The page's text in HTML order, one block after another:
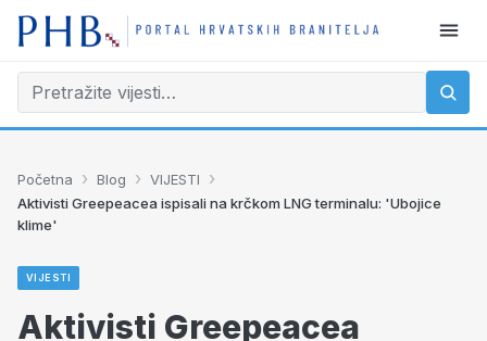
Početna › Blog › VIJESTI ›
Aktivisti Greepeacea ispisali na krčkom LNG terminalu: 'Ubojice
klime'
VIJESTI
Aktivisti Greepeacea